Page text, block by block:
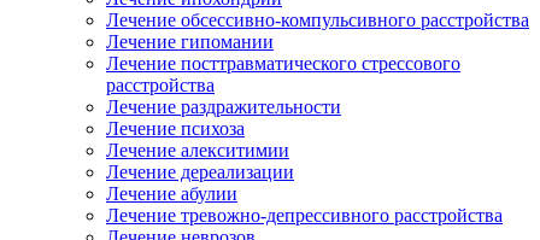
Лечение обсессивно-компульсивного расстройства
Лечение гипомании
Лечение посттравматического стрессового
расстройства
Лечение раздражительности
Лечение психоза
Лечение алекситимии
Лечение дереализации
Лечение абулии
Лечение тревожно-депрессивного расстройства